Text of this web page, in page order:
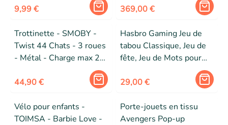
9,99 €
369,00 €
Trottinette - SMOBY -
Twist 44 Chats - 3 roues
- Métal - Charge max 20
44,90 €
Hasbro Gaming Jeu de
tabou Classique, Jeu de
fête, Jeu de Mots pour
Adultes et Adolescents,
Jeu de devinettes pour 4
29,00 €
Vélo pour enfants -
TOIMSA - Barbie Love -
Porte-jouets en tissu
Avengers Pop-up